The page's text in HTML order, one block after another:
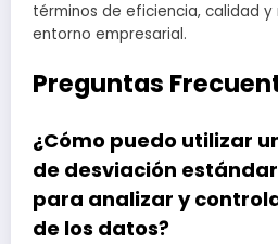
términos de eficiencia, calidad
entorno empresarial.
Preguntas
¿Cómo puedo utilizar
de desviación
para analizar y
de los datos?